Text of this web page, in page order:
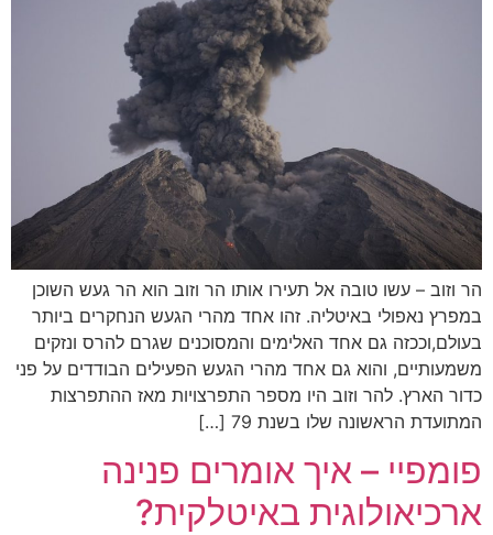
הר וזוב – עשו טובה אל תעירו אותו הר וזוב הוא הר געש השוכן
במפרץ נאפולי באיטליה. זהו אחד מהרי הגעש הנחקרים ביותר
בעולם,וככזה גם אחד האלימים והמסוכנים שגרם להרס ונזקים
משמעותיים, והוא גם אחד מהרי הגעש הפעילים הבודדים על פני
כדור הארץ. להר וזוב היו מספר התפרצויות מאז ההתפרצות
המתועדת הראשונה שלו בשנת 79 […]
פומפיי – איך אומרים פנינה
ארכיאולוגית באיטלקית?